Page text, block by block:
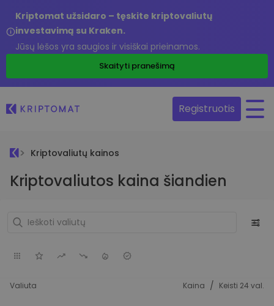
Kriptomat užsidaro – tęskite kriptovaliutų
investavimą su Kraken.
Jūsų lėšos yra saugios ir visiškai prieinamos.
Skaityti pranešimą
Registruotis
Kriptovaliutų kainos
Kriptovaliutos kaina šiandien
Valiuta Kaina / Keisti 24 val.